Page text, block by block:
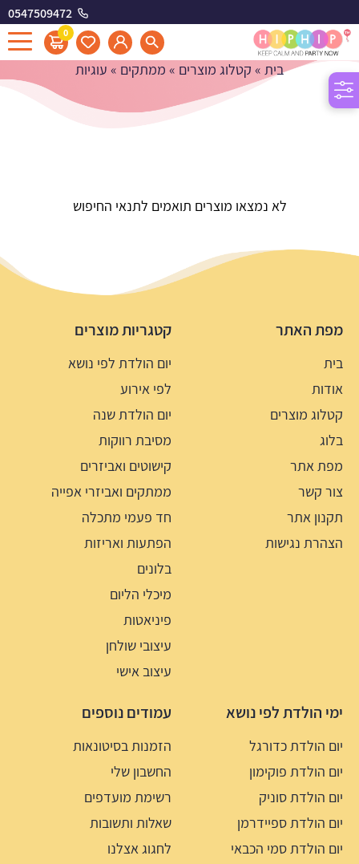
0547509472
0 עוגיות
בית » קטלוג מוצרים » ממתקים » עוגיות
לא נמצאו מוצרים תואמים לתנאי החיפוש
מפת האתר
בית
אודות
קטלוג מוצרים
בלוג
מפת אתר
צור קשר
תקנון אתר
הצהרת נגישות
קטגריות מוצרים
יום הולדת לפי נושא
לפי אירוע
יום הולדת שנה
מסיבת רווקות
קישוטים ואביזרים
ממתקים ואביזרי אפייה
חד פעמי מתכלה
הפתעות ואריזות
בלונים
מיכלי הליום
פיניאטות
עיצובי שולחן
עיצוב אישי
ימי הולדת לפי נושא
יום הולדת כדורגל
יום הולדת פוקימון
יום הולדת סוניק
יום הולדת ספיידרמן
יום הולדת סמי הכבאי
עמודים נוספים
הזמנות בסיטונאות
החשבון שלי
רשימת מועדפים
שאלות ותשובות
לחגוג אצלנו